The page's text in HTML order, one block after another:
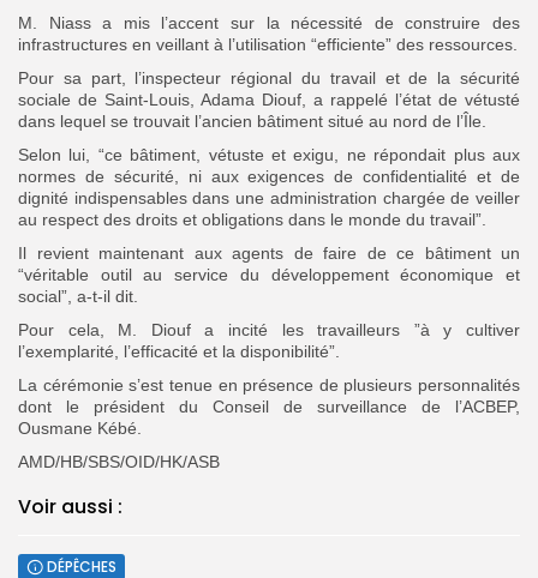
M. Niass a mis l’accent sur la nécessité de construire des
infrastructures en veillant à l’utilisation “efficiente” des ressources.
Pour sa part, l’inspecteur régional du travail et de la sécurité
sociale de Saint-Louis, Adama Diouf, a rappelé l’état de vétusté
dans lequel se trouvait l’ancien bâtiment situé au nord de l’Île.
Selon lui, “ce bâtiment, vétuste et exigu, ne répondait plus aux
normes de sécurité, ni aux exigences de confidentialité et de
dignité indispensables dans une administration chargée de veiller
au respect des droits et obligations dans le monde du travail”.
Il revient maintenant aux agents de faire de ce bâtiment un
“véritable outil au service du développement économique et
social”, a-t-il dit.
Pour cela, M. Diouf a incité les travailleurs ”à y cultiver
l’exemplarité, l’efficacité et la disponibilité”.
La cérémonie s’est tenue en présence de plusieurs personnalités
dont le président du Conseil de surveillance de l’ACBEP,
Ousmane Kébé.
AMD/HB/SBS/OID/HK/ASB
Voir aussi :
DÉPÊCHES